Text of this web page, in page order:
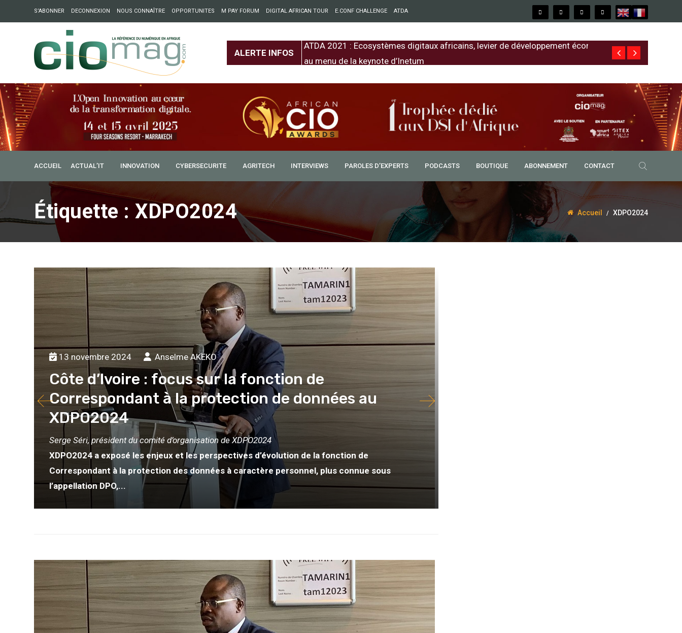
S’ABONNER DECONNEXION NOUS CONNAÎTRE OPPORTUNITES M PAY FORUM DIGITAL AFRICAN TOUR E.CONF CHALLENGE ATDA
ALERTE INFOS
: Partech Shaker lance Chapter54 pour créer des ponts entre l’Europe et
ATDA 2021 : Ecosystèmes digitaux africains, levier de développement économique
au menu de la keynote d’Inetum
Free au
ACCUEIL ACTUAL’IT INNOVATION CYBERSECURITE AGRITECH INTERVIEWS PAROLES D’EXPERTS PODCASTS BOUTIQUE ABONNEMENT CONTACT
Étiquette : XDPO2024 Accueil XDPO2024
13 novembre 2024 Anselme AKEKO
Côte d’Ivoire : focus sur la fonction de
Correspondant à la protection de données au
XDPO2024
Serge Séri, président du comité d’organisation de XDPO2024
XDPO2024 a exposé les enjeux et les perspectives d’évolution de la fonction de
Correspondant à la protection des données à caractère personnel, plus connue sous
l’appellation DPO,...